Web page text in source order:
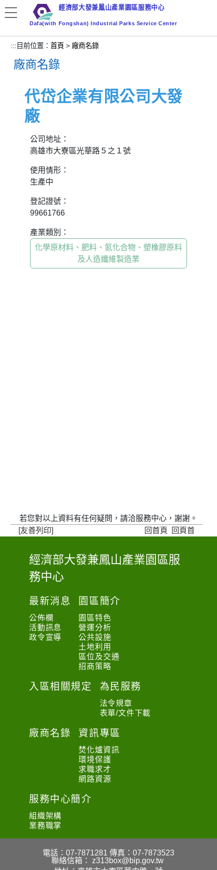
到
要
內
容
塊
經濟部大發兼鳳山產業園區服務中心
Dafa(with Fongshan) Industrial Parks Service Center
::: 目前位置：首頁 > 廠商名錄
廠商名錄
代岱企業有限公司大發
廠
公司地址：
高雄市大寮區光華路５之１號
使用情形：
生產中
登記證號：
99661766
產業類別：
化學原材料、肥料、氮化合物、塑橡膠原料
及人造纖維製造業
若您對以上資料有任何疑問，請洽服務中心，謝謝。
[友善列印]
回首頁 回頁首
:
:
經濟部大發兼鳳山產業園區服
務中心
最新消息
公佈欄
活動訊息
政令宣導
園區簡介
園區特色
營運分析
公共設施
土地利用
區位及交通
招商策略
入區相關規定 為民服務
法令規章
表單/文件下載
廠商名錄 資訊專區
焚化爐資訊
環境保護
求職求才
網路資源
服務中心簡介
組織架構
業務職掌
電話：07-7871281 傳真：07-7873523
聯絡信箱：
z313box@bip.gov.tw